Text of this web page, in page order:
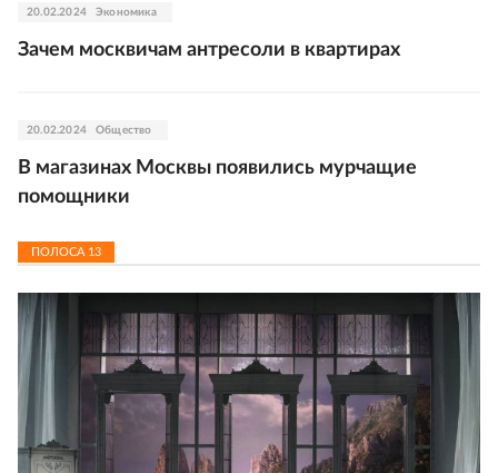
20.02.2024 Экономика
Зачем москвичам антресоли в квартирах
20.02.2024 Общество
В магазинах Москвы появились мурчащие
помощники
ПОЛОСА 13